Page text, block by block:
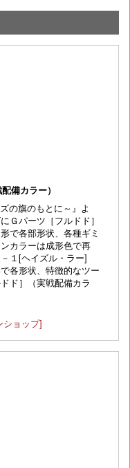
備カラー）
の旗のもとに～』よ
Ｇパーツ［フルドド］
で各部形状、各種ギミ
カラーは成形色で再
１[ヘイズル・ラー]
各形状、特徴的なツー
ド］（実戦配備カラ
ョップ]